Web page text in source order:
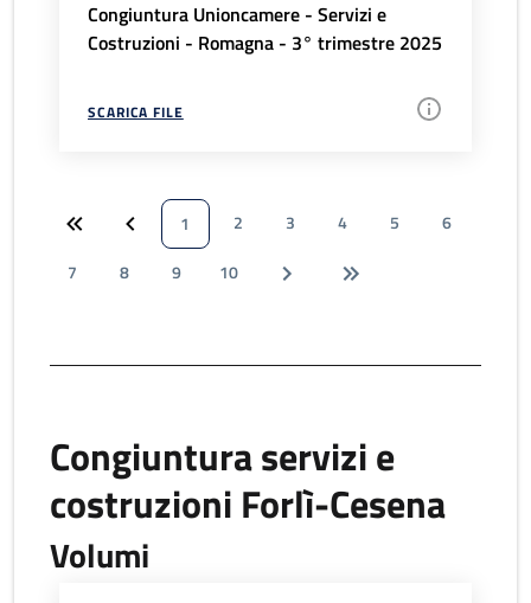
Congiuntura Unioncamere - Servizi e
Costruzioni - Romagna - 3° trimestre 2025
SCARICA FILE
1 2 3 4 5
6
7
8 9 10
Congiuntura servizi e
costruzioni Forlì-Cesena
Volumi